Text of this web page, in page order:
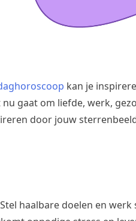
kan je
gaat om liefde, werk,
door jouw
haalbare doelen en